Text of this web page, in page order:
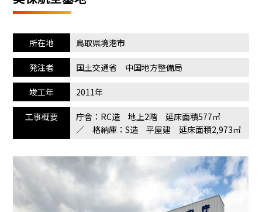
所在地 鳥取県境港市
発注者 国土交通省 中国地方整備局
竣工年 2011年
工事概要
庁舎：RC造 地上2階 延床面積577㎡
／ 格納庫：S造 平屋建 延床面積2,973㎡